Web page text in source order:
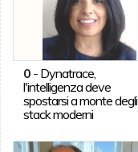
0- Dynatrace,
l'intelligenza deve
spostarsi a monte degli
stack moderni